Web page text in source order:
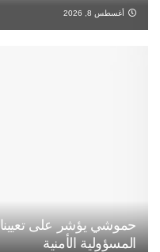
أغسطس 8, 2026
حموشي يؤشر على
المسؤولية الأمنية